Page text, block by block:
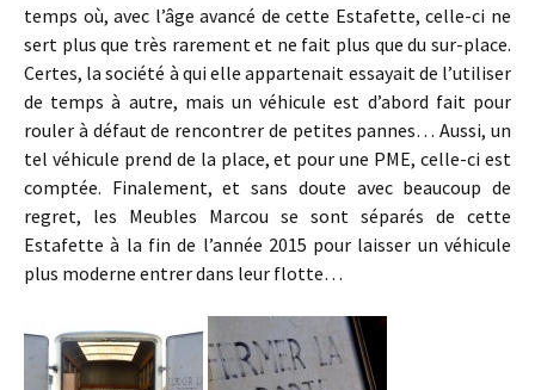
temps où, avec l’âge avancé de cette Estafette, celle-ci ne
sert plus que très rarement et ne fait plus que du sur-place.
Certes, la société à qui elle appartenait essayait de l’utiliser
de temps à autre, mais un véhicule est d’abord fait pour
rouler à défaut de rencontrer de petites pannes… Aussi, un
tel véhicule prend de la place, et pour une PME, celle-ci est
comptée. Finalement, et sans doute avec beaucoup de
regret, les Meubles Marcou se sont séparés de cette
Estafette à la fin de l’année 2015 pour laisser un véhicule
plus moderne entrer dans leur flotte…